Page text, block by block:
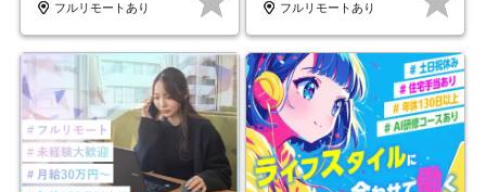
フルリモートあり
フルリモートあり